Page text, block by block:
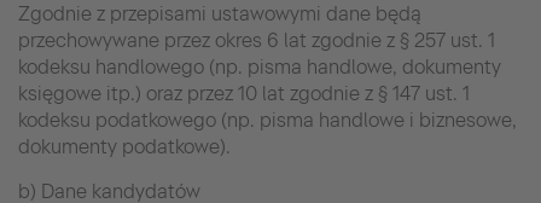
Zgodnie z przepisami ustawowymi dane będą
przechowywane przez okres 6 lat zgodnie z § 257 ust. 1
kodeksu handlowego (np. pisma handlowe, dokumenty
księgowe itp.) oraz przez 10 lat zgodnie z § 147 ust. 1
kodeksu podatkowego (np. pisma handlowe i biznesowe,
dokumenty podatkowe).
b) Dane kandydatów